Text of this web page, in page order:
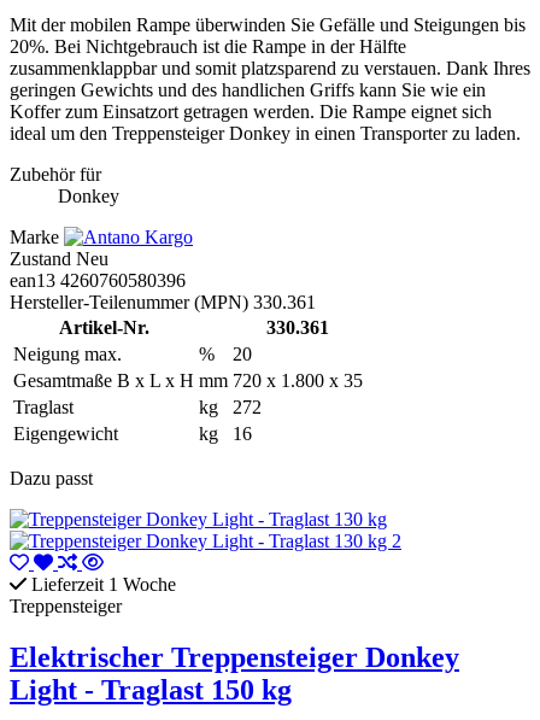
Mit der mobilen Rampe überwinden Sie Gefälle und Steigungen bis
20%. Bei Nichtgebrauch ist die Rampe in der Hälfte
zusammenklappbar und somit platzsparend zu verstauen. Dank Ihres
geringen Gewichts und des handlichen Griffs kann Sie wie ein
Koffer zum Einsatzort getragen werden. Die Rampe eignet sich
ideal um den Treppensteiger Donkey in einen Transporter zu laden.
Zubehör für
Donkey
Marke
Zustand Neu
ean13 4260760580396
Hersteller-Teilenummer (MPN) 330.361
Artikel-Nr.
330.361
Neigung max.
%
20
Gesamtmaße B x L x H mm 720 x 1.800 x 35
Traglast
kg
272
Eigengewicht
kg 16
Dazu passt
Lieferzeit 1 Woche
Treppensteiger
Elektrischer Treppensteiger Donkey
Light - Traglast 150 kg